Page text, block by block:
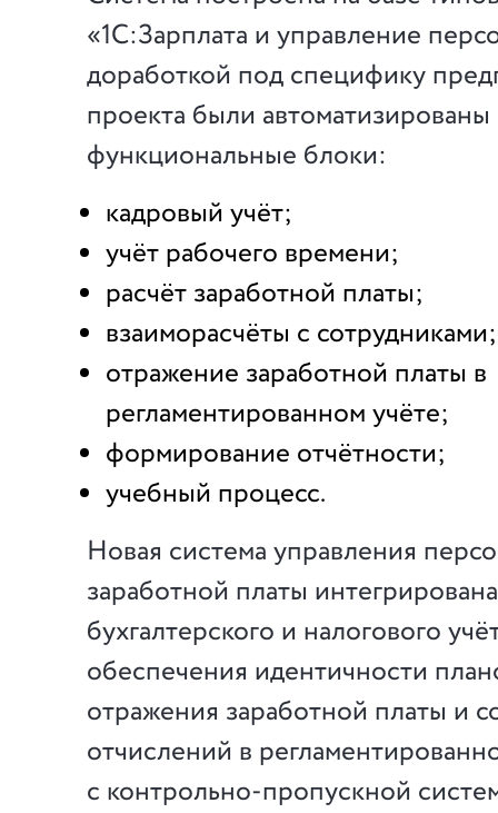
«1С:Зарплата и управление
доработкой под специфику
проекта были
функциональные блоки:
кадровый учёт;
учёт рабочего времени;
расчёт заработной платы;
взаиморасчёты с сотрудниками;
отражение заработной платы в
регламентированном учёте;
формирование отчётности;
учебный процесс.
Новая система управления
заработной платы
бухгалтерского и налогового
обеспечения идентичности
отражения заработной платы и
отчислений в
с контрольно-пропускной